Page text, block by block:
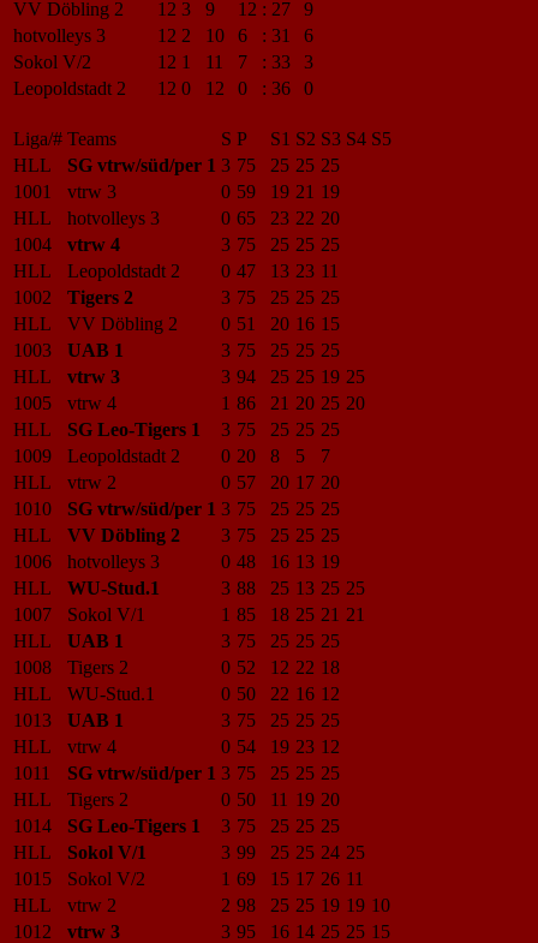
VV Döbling 2 12 3 9 12 : 27
9
hotvolleys 3
12 2 10 6 : 31
6
Sokol V/2
12 1 11 7 : 33
3
Leopoldstadt 2
12 0 12 0 : 36 0
Liga/# Teams S P S1 S2 S3 S4 S5
HLL
SG vtrw/süd/per 1 3 75 25 25 25
1001
vtrw 3 0 59 19 21 19
HLL
hotvolleys 3 0 65 23 22 20
1004
vtrw 4 3 75 25 25 25
HLL
Leopoldstadt 2 0 47 13 23 11
1002
Tigers 2 3 75 25 25 25
HLL
VV Döbling 2 0 51 20 16 15
1003
UAB 1 3 75 25 25 25
HLL
vtrw 3 3 94 25 25 19 25
1005
vtrw 4 1 86 21 20 25 20
HLL
SG Leo-Tigers 1 3 75 25 25 25
1009
Leopoldstadt 2 0 20 8 5
7
HLL
vtrw 2 0 57 20 17 20
1010
SG vtrw/süd/per 1 3 75 25 25 25
HLL
VV Döbling 2 3 75 25 25 25
1006
hotvolleys 3 0 48 16 13 19
HLL
WU-Stud.1 3 88 25 13 25 25
1007
Sokol V/1 1 85 18 25 21 21
HLL
UAB 1 3 75 25 25 25
1008
Tigers 2 0 52 12 22 18
HLL
WU-Stud.1 0 50 22 16 12
1013
UAB 1 3 75 25 25 25
HLL
vtrw 4 0 54 19 23 12
1011
SG vtrw/süd/per 1 3 75 25 25 25
HLL
Tigers 2 0 50 11 19 20
1014
SG Leo-Tigers 1 3 75 25 25 25
HLL
Sokol V/1 3 99 25 25 24 25
1015
Sokol V/2 1 69 15 17 26 11
HLL
vtrw 2 2 98 25 25 19 19 10
1012
vtrw 3 3 95 16 14 25 25 15